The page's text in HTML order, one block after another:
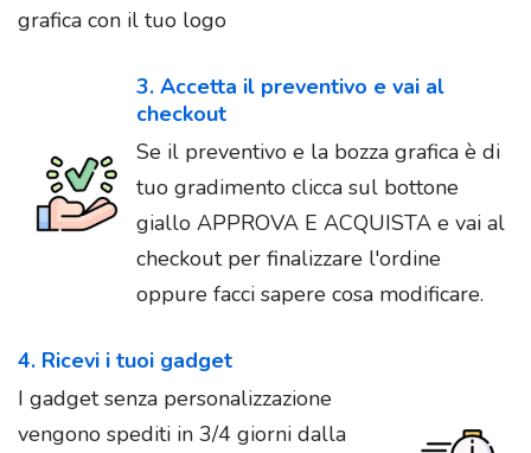
grafica con il tuo logo
3. Accetta il preventivo e vai al
checkout
Se il preventivo e la bozza grafica è di
tuo gradimento clicca sul bottone
giallo APPROVA E ACQUISTA e vai al
checkout per finalizzare l'ordine
oppure facci sapere cosa modificare.
4. Ricevi i tuoi gadget
I gadget senza personalizzazione
vengono spediti in 3/4 giorni dalla